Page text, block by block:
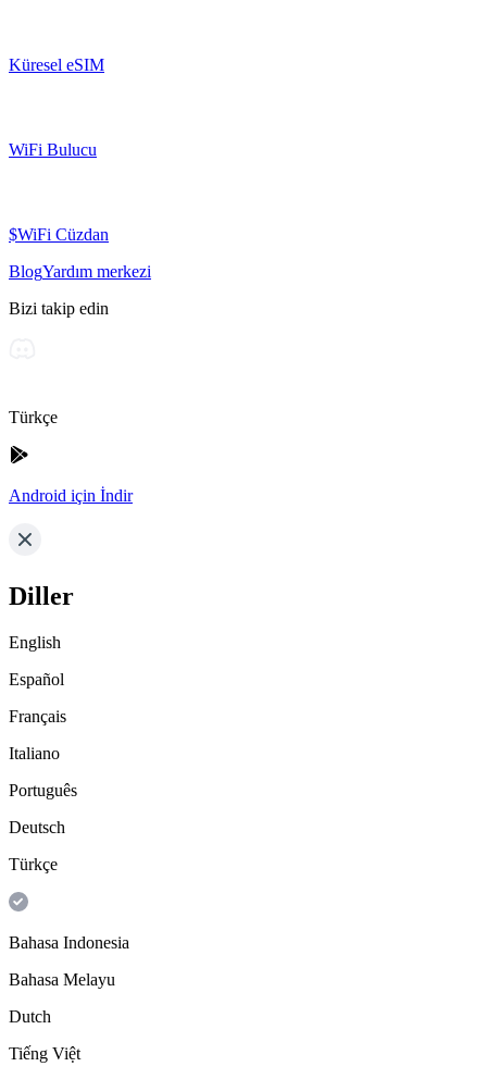
Küresel eSIM
WiFi Bulucu
$WiFi Cüzdan
BlogYardım merkezi
Bizi takip edin
Türkçe
Android için İndir
Diller
English
Español
Français
Italiano
Português
Deutsch
Türkçe
Bahasa Indonesia
Bahasa Melayu
Dutch
Tiếng Việt